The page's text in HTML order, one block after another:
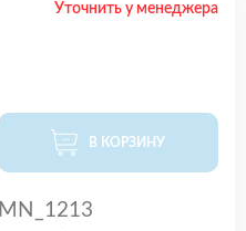
Уточнить у менеджера
В КОРЗИНУ
MN_1213